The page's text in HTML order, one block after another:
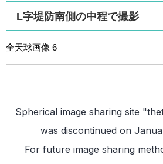
L字堤防南側の中程で撮影
全天球画像 6